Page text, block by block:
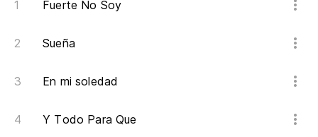
Fuerte No Soy
Sueña
En mi soledad
Y Todo Para Que